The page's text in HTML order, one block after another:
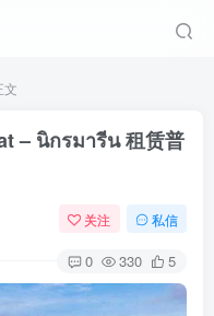
文
– นิกรมารีน 租赁普
关注 私信
0 330 5